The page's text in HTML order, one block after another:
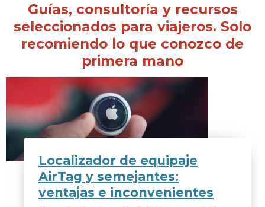
Guías, consultoría y recursos
seleccionados para viajeros. Solo
recomiendo lo que conozco de
primera mano
Localizador de equipaje
AirTag y semejantes:
ventajas e inconvenientes